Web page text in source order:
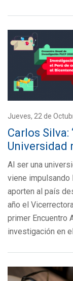
Jueves, 22 de
Carlos
Universidad
Al ser una
viene impulsando
aporten al país
año el
primer Encuentro
investigación en